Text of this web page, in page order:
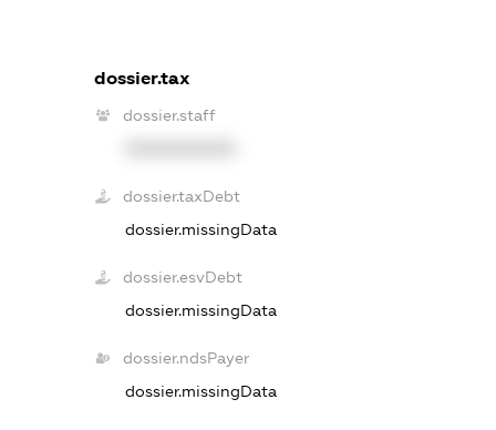
dossier.tax
dossier.staff
dossier.taxDebt
dossier.missingData
dossier.esvDebt
dossier.missingData
dossier.ndsPayer
dossier.missingData